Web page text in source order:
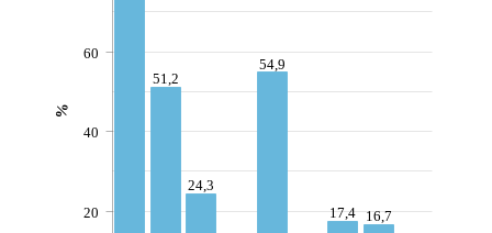
51,2
24,3
54,9
17,4 16,7
20
40
60
%